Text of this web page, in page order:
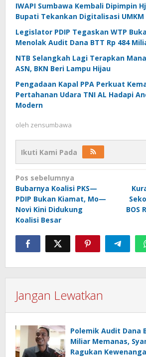
IWAPI Sumbawa Kembali Dipimpin
Bupati Tekankan Digitalisasi UMKM
Legislator PDIP Tegaskan WTP
Menolak Audit Dana BTT Rp 484
NTB Selangkah Lagi Terapkan
ASN, BKN Beri Lampu Hijau
Pengadaan Kapal PPA Perkuat
Pertahanan Udara TNI AL Hadapi
Modern
oleh zensumbawa
Ikuti Kami Pada
Navigasi
pos
Pos sebelumnya
Bubarnya Koalisi PKS—
PDIP Bukan Kiamat, Mo—
Novi Kini Didukung
Koalisi Besar
BOS
Jangan Lewatkan
Polemik Audit Dana
Miliar Memanas,
Ragukan